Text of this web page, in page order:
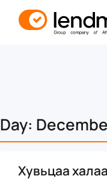
Day:
Хувьцаа